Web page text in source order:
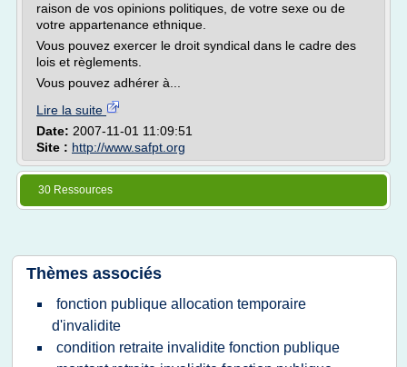
raison de vos opinions politiques, de votre sexe ou de
votre appartenance ethnique.
Vous pouvez exercer le droit syndical dans le cadre des
lois et règlements.
Vous pouvez adhérer à...
Lire la suite
Date: 2007-11-01 11:09:51
Site : http://www.safpt.org
30 Ressources
Thèmes associés
fonction publique allocation temporaire
d'invalidite
condition retraite invalidite fonction publique